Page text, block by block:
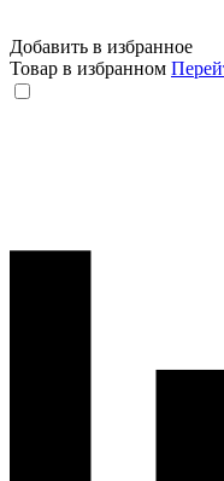
Добавить в избранное
Товар в избранном